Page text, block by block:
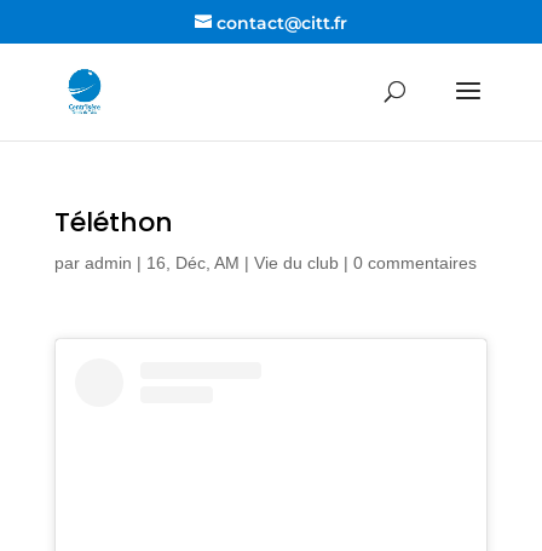
contact@citt.fr
Téléthon
par admin | 16, Déc, AM | Vie du club| 0 commentaires